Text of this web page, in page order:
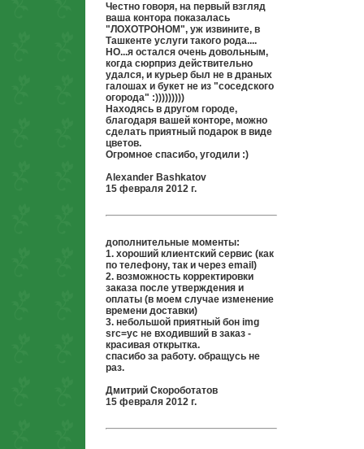
Честно говоря, на первый взгляд
ваша контора показалась
"ЛОХОТРОНОМ", уж извините, в
Ташкенте услуги такого рода....
НО...я остался очень довольным,
когда сюрприз действительно
удался, и курьер был не в драных
галошах и букет не из "соседского
огорода" :)))))))))
Находясь в другом городе,
благодаря вашей конторе, можно
сделать приятный подарок в виде
цветов.
Огромное спасибо, угодили :)
Alexander Bashkatov
15 февраля 2012 г.
дополнительные моменты:
1. хороший клиентский сервис (как
по телефону, так и через email)
2. возможность корректировки
заказа после утверждения и
оплаты (в моем случае изменение
времени доставки)
3. небольшой приятный бон img
src=ус не входивший в заказ -
красивая открытка.
спасибо за работу. обращусь не
раз.
Дмитрий Скороботатов
15 февраля 2012 г.